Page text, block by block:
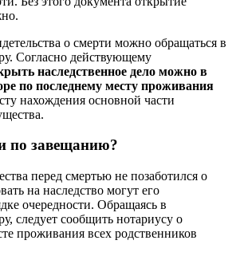
о смерти можно обращаться в
Согласно действующему
наследственное дело можно в
по последнему месту проживания
нахождения основной части
по завещанию?
перед смертью не позаботился о
на наследство могут его
очередности. Обращаясь в
следует сообщить нотариусу о
проживания всех родственников